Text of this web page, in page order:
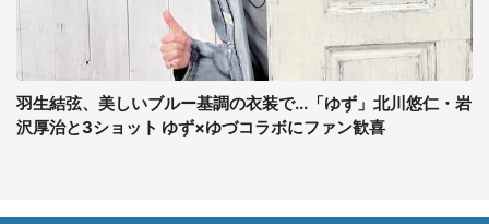
羽生結弦、美しいブルー基調の衣装で...「ゆず」北川悠仁・岩
沢厚治と3ショット ゆず×ゆづコラボにファン歓喜